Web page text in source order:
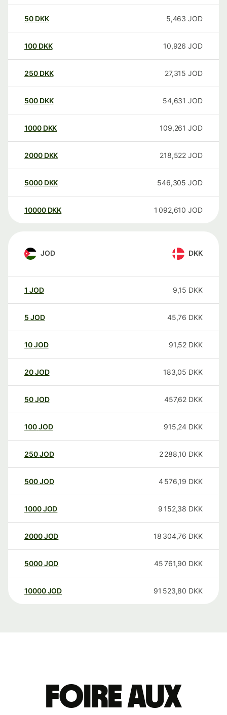
50 DKK 5,463 JOD
100 DKK 10,926 JOD
250 DKK 27,315 JOD
500 DKK 54,631 JOD
1000 DKK 109,261 JOD
2000 DKK 218,522 JOD
5000 DKK 546,305 JOD
10000 DKK 1 092,610 JOD
JOD DKK
1 JOD 9,15 DKK
5 JOD 45,76 DKK
10JOD 91,52 DKK
20JOD 183,05 DKK
50JOD 457,62 DKK
100JOD 915,24 DKK
250JOD 2 288,10 DKK
500JOD 4 576,19 DKK
1000JOD 9 152,38 DKK
2000JOD 18 304,76 DKK
5000JOD 45 761,90 DKK
10000 JOD 91 523,80 DKK
Foire aux